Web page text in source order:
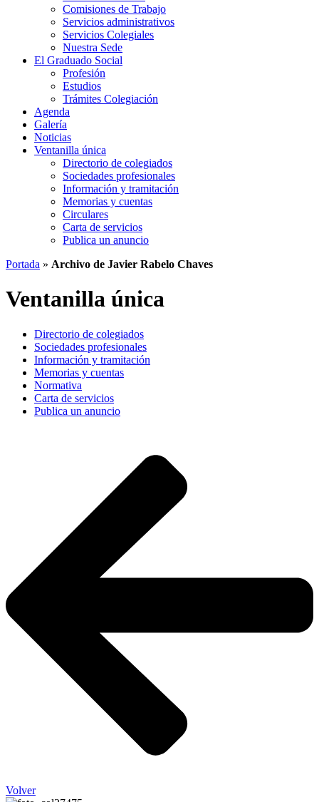
Comisiones de Trabajo
Servicios administrativos
Servicios Colegiales
Nuestra Sede
El Graduado Social
Profesión
Estudios
Trámites Colegiación
Agenda
Galería
Noticias
Ventanilla única
Directorio de colegiados
Sociedades profesionales
Información y tramitación
Memorias y cuentas
Circulares
Carta de servicios
Publica un anuncio
Portada » Archivo de Javier Rabelo Chaves
Ventanilla única
Directorio de colegiados
Sociedades profesionales
Información y tramitación
Memorias y cuentas
Normativa
Carta de servicios
Publica un anuncio
Volver